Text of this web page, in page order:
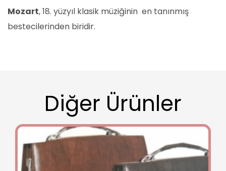
Mozart, 18. yüzyıl klasik müziğinin en tanınmış
bestecilerinden biridir.
Diğer Ürünler